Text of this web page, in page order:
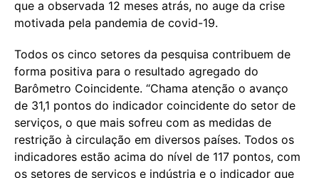
que a observada 12 meses atrás, no auge da crise
motivada pela pandemia de covid-19.
Todos os cinco setores da pesquisa contribuem de
forma positiva para o resultado agregado do
Barômetro Coincidente. “Chama atenção o avanço
de 31,1 pontos do indicador coincidente do setor de
serviços, o que mais sofreu com as medidas de
restrição à circulação em diversos países. Todos os
indicadores estão acima do nível de 117 pontos, com
os setores de serviços e indústria e o indicador que